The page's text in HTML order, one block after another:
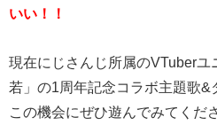
いい！！
現在にじさんじ所属のVTuberユ
若」の1周年記念コラボ主題歌&
この機会にぜひ遊んでみてくだ